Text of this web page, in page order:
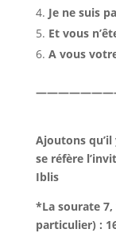
Je ne suis
Et vous
A vous
Ajoutons qu’il
se réfère
Iblis
*La sourate 7,
particulier) :